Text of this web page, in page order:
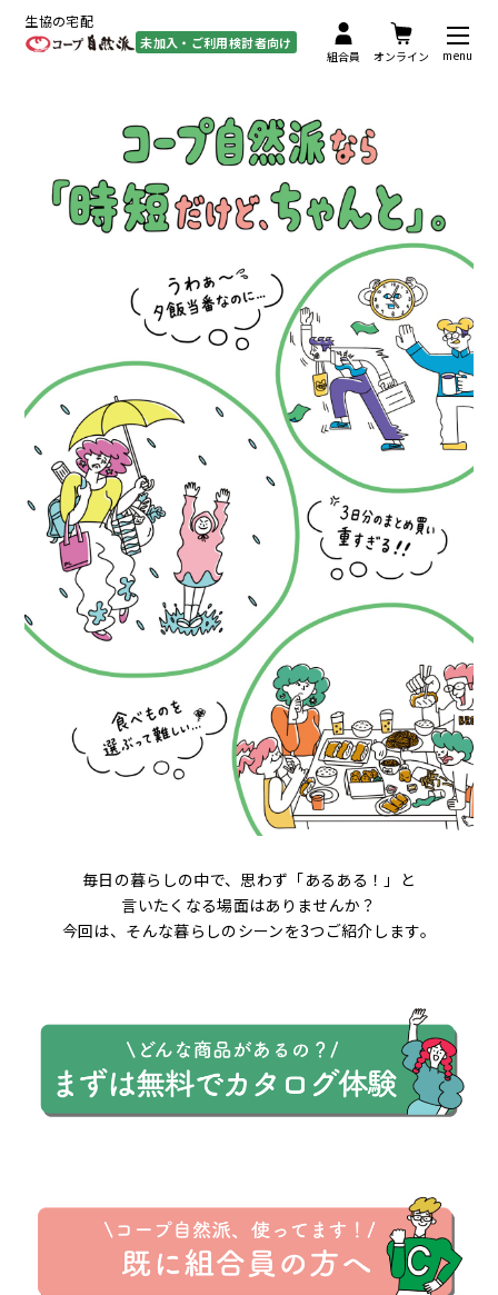
組合員 オンライン menu
生協の宅配
未加入・ご利用検討者向け
毎日の暮らしの中で、思わず「あるある！」と
言いたくなる場面はありませんか？
今回は、そんな暮らしのシーンを3つご紹介します。